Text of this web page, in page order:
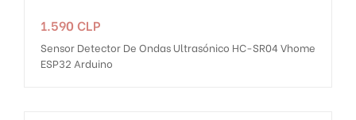
Precio
1.590 CLP
Sensor Detector De Ondas Ultrasónico HC-SR04 Vhome
ESP32 Arduino